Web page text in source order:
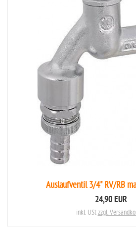
Auslaufventil 3/4" RV/RB
24,90 EUR
inkl. UStzzgl.